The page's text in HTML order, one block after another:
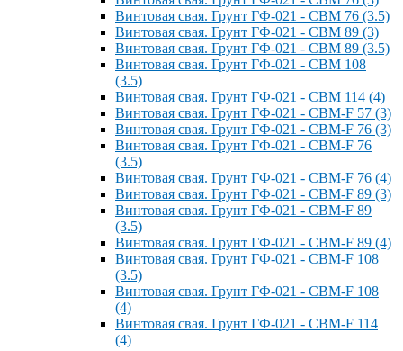
Винтовая свая. Грунт ГФ-021 - СВМ 76 (3.5)
Винтовая свая. Грунт ГФ-021 - СВМ 89 (3)
Винтовая свая. Грунт ГФ-021 - СВМ 89 (3.5)
Винтовая свая. Грунт ГФ-021 - СВМ 108
(3.5)
Винтовая свая. Грунт ГФ-021 - СВМ 114 (4)
Винтовая свая. Грунт ГФ-021 - СВМ-F 57 (3)
Винтовая свая. Грунт ГФ-021 - СВМ-F 76 (3)
Винтовая свая. Грунт ГФ-021 - СВМ-F 76
(3.5)
Винтовая свая. Грунт ГФ-021 - СВМ-F 76 (4)
Винтовая свая. Грунт ГФ-021 - СВМ-F 89 (3)
Винтовая свая. Грунт ГФ-021 - СВМ-F 89
(3.5)
Винтовая свая. Грунт ГФ-021 - СВМ-F 89 (4)
Винтовая свая. Грунт ГФ-021 - СВМ-F 108
(3.5)
Винтовая свая. Грунт ГФ-021 - СВМ-F 108
(4)
Винтовая свая. Грунт ГФ-021 - СВМ-F 114
(4)